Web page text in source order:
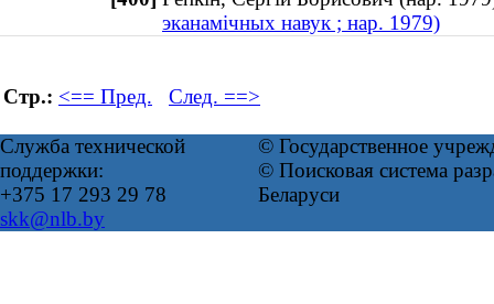
эканамічных навук ; нар. 1979)
Стр.: <== Пред. След. ==>
Служба технической
поддержки:
+375 17 293 29 78
skk@nlb.by
© Государственное
© Поисковая система
Беларуси